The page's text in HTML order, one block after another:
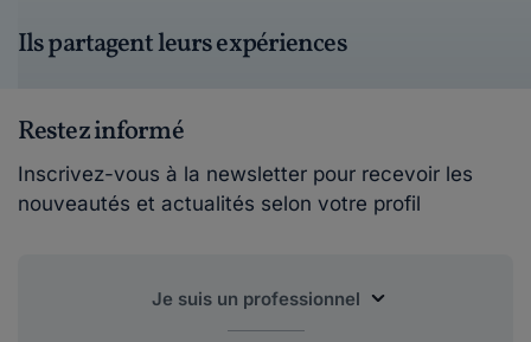
Ils partagent leurs expériences
Restez informé
Inscrivez-vous à la newsletter pour recevoir les
nouveautés et actualités selon votre profil